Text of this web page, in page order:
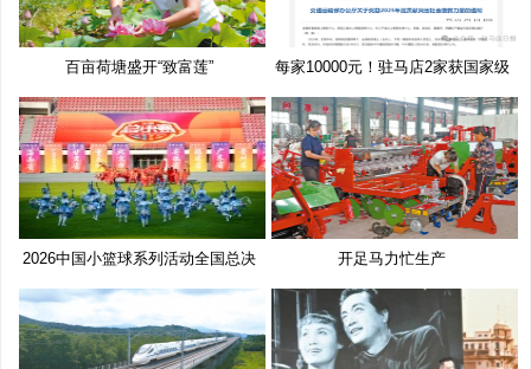
百亩荷塘盛开“致富莲”
每家10000元！驻马店2家获国家级
奖
2026中国小篮球系列活动全国总决
赛
开足马力忙生产